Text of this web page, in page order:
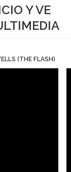
Y VE
(THE FLASH)